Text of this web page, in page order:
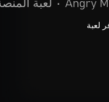
Angry
• لعبة
لعبة